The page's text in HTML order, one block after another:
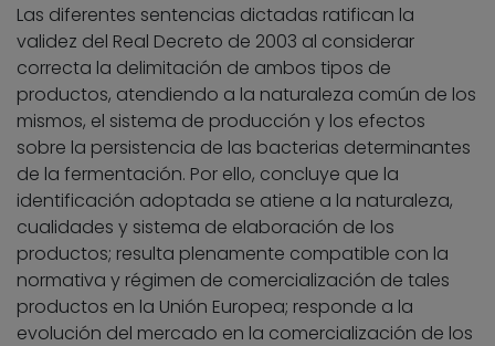
Las diferentes sentencias dictadas ratifican la
validez del Real Decreto de 2003 al considerar
correcta la delimitación de ambos tipos de
productos, atendiendo a la naturaleza común de los
mismos, el sistema de producción y los efectos
sobre la persistencia de las bacterias determinantes
de la fermentación. Por ello, concluye que la
identificación adoptada se atiene a la naturaleza,
cualidades y sistema de elaboración de los
productos; resulta plenamente compatible con la
normativa y régimen de comercialización de tales
productos en la Unión Europea; responde a la
evolución del mercado en la comercialización de los